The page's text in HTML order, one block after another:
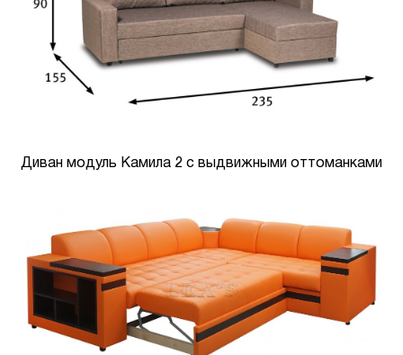
Диван модуль Камила 2 с выдвижными оттоманками